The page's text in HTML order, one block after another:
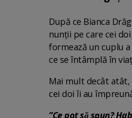
După ce Bianca
nunții pe care cei
formează un cuplu
ce se întâmplă în
Mai mult decât
cei doi îi au
”Ce pot să spun?